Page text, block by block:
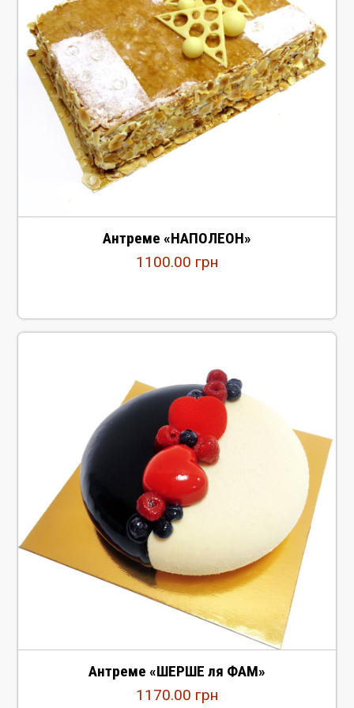
Антреме «НАПОЛЕОН»
1100.00 грн
Антреме «ШЕРШЕ ля ФАМ»
1170.00 грн